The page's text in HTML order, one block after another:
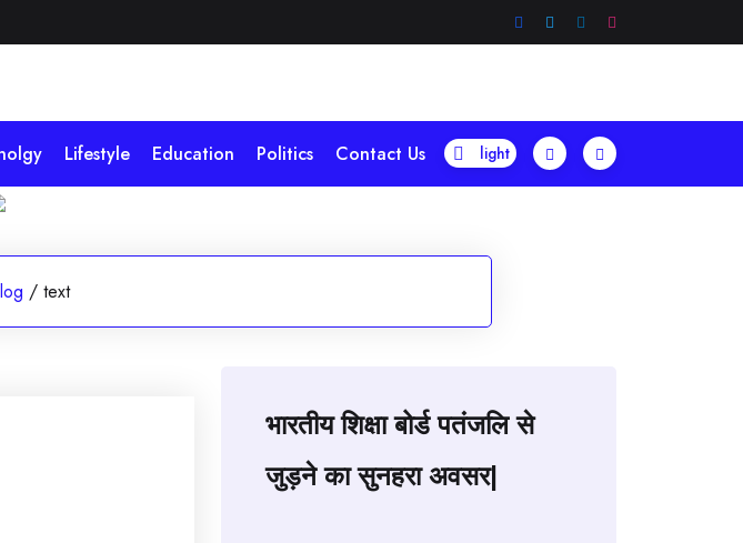
Lifestyle Education Politics Contact Us
/ text
भारतीय शिक्षा बोर्ड पतंजलि से
जुड़ने का सुनहरा अवसर|